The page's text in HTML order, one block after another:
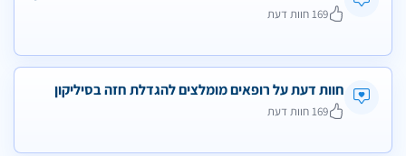
169 חוות דעת
חוות דעת על רופאים מומלצים להגדלת חזה בסיליקון
169 חוות דעת